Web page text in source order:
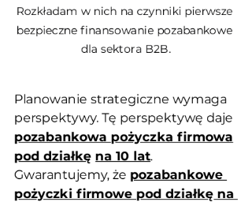
Rozkładam w nich na czynniki pierwsze
bezpieczne finansowanie pozabankowe
dla sektora B2B.
Planowanie strategiczne wymaga
perspektywy. Tę perspektywę daje
pozabankowa pożyczka firmowa
pod działkę na 10 lat.
Gwarantujemy, że pozabankowe
pożyczki firmowe pod działkę na